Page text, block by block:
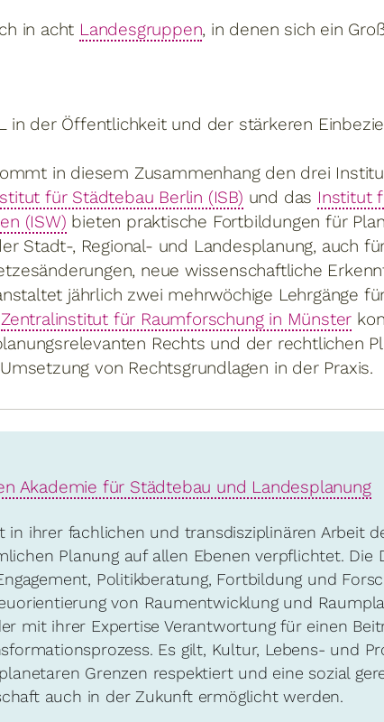
in acht Landesgruppen, in denen sich ein
in der Öffentlichkeit und der stärkeren
in diesem Zusammenhang den drei
für Städtebau Berlin (ISB) und das Institut
(ISW) bieten praktische Fortbildungen für
Stadt-, Regional- und Landesplanung, auch
neue wissenschaftliche
jährlich zwei mehrwöchige Lehrgänge
Zentralinstitut für Raumforschung in Münster
Rechts und der rechtlichen
von Rechtsgrundlagen in der Praxis.
Akademie für Städtebau und Landesplanung
in ihrer fachlichen und transdisziplinären Arbeit
Planung auf allen Ebenen verpflichtet. Die
Politikberatung, Fortbildung und
von Raumentwicklung und
mit ihrer Expertise Verantwortung für einen
Es gilt, Kultur, Lebens- und
Grenzen respektiert und eine sozial
auch in der Zukunft ermöglicht werden.